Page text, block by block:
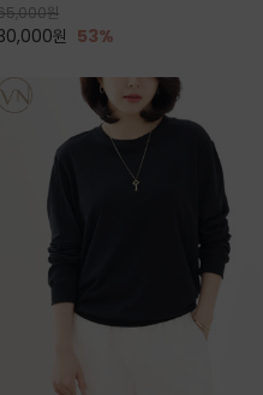
로도 포인트가 되며, 데일리 활
원
원 53%